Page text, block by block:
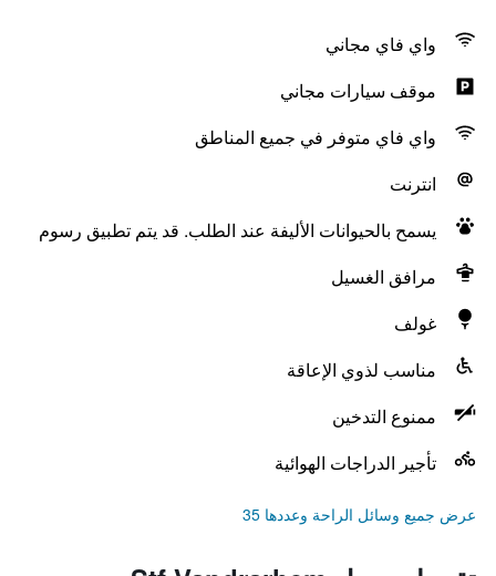
واي فاي مجاني
موقف سيارات مجاني
واي فاي متوفر في جميع المناطق
انترنت
يسمح بالحيوانات الأليفة عند الطلب. قد يتم تطبيق رسوم
مرافق الغسيل
غولف
مناسب لذوي الإعاقة
ممنوع التدخين
تأجير الدراجات الهوائية
عرض جميع وسائل الراحة وعددها 35